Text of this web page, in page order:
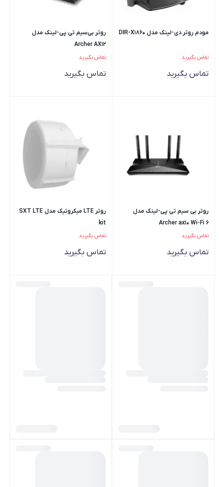
مودم روتر دی-لینک مدل DIR-X1860
تماس بگیرید
تماس بگیرید
روتر بی‌سیم تی پی-لینک مدل
Archer AX12
تماس بگیرید
تماس بگیرید
روتر بی سیم تی پی-لینک مدل
Archer ax10 Wi-Fi 6
تماس بگیرید
تماس بگیرید
روتر LTE میکروتیک مدل SXT LTE
kit
تماس بگیرید
تماس بگیرید